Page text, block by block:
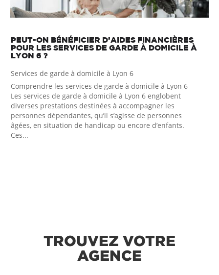
PEUT-ON BÉNÉFICIER D’AIDES FINANCIÈRES
POUR LES SERVICES DE GARDE À DOMICILE À
LYON 6 ?
Services de garde à domicile à Lyon 6
Comprendre les services de garde à domicile à Lyon 6
Les services de garde à domicile à Lyon 6 englobent
diverses prestations destinées à accompagner les
personnes dépendantes, qu’il s’agisse de personnes
âgées, en situation de handicap ou encore d’enfants.
Ces...
TROUVEZ VOTRE
AGENCE